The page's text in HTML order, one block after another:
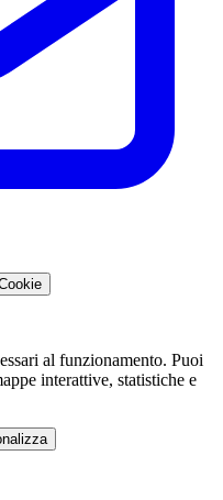
al funzionamento. Puoi
interattive, statistiche e